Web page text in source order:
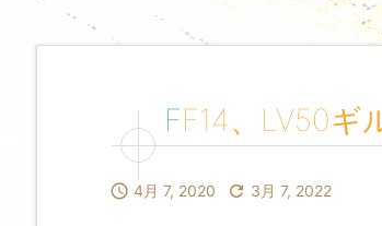
FF14、LV50
 4月 7, 2020  3月 7, 2022